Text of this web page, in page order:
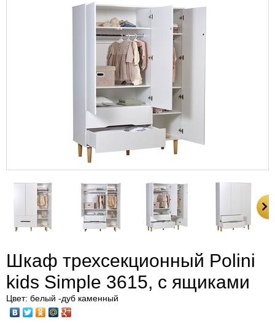
Шкаф трехсекционный Polini
kids Simple 3615, с ящиками
Цвет: белый -дуб каменный